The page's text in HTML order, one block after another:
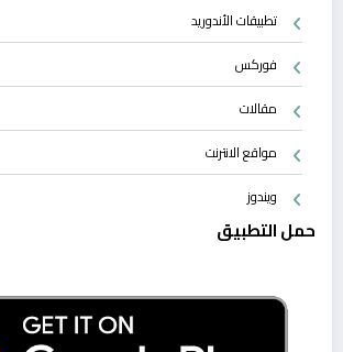
تطبيقات الأندوريد
فوركس
مقالات
مواقع الانترنت
ويندوز
حمل التطبيق